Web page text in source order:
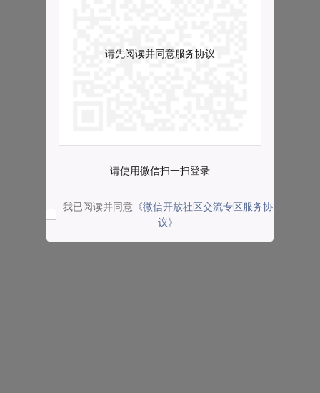
请先阅读并同意服务协议
请使用微信扫一扫登录
我已阅读并同意 《微信开放社区交流专区服务协
议》